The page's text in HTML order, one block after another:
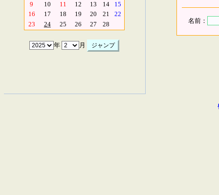
9
10 11 12 13 14
15
16
17 18 19 20 21
22
23
24 25 26 27 28
年 月
名前：